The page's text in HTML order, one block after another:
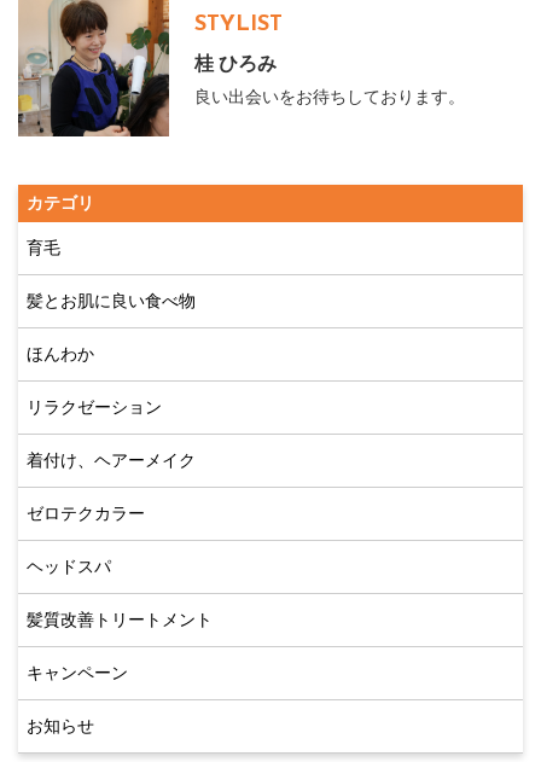
STYLIST
桂 ひろみ
良い出会いをお待ちしております。
カテゴリ
育毛
髪とお肌に良い食べ物
ほんわか
リラクゼーション
着付け、ヘアーメイク
ゼロテクカラー
ヘッドスパ
髪質改善トリートメント
キャンペーン
お知らせ